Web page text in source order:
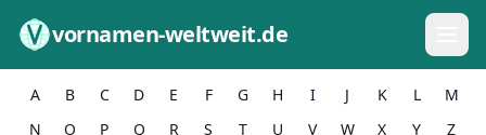
vornamen-weltweit.de
A B C D E F G H I J K L
M
N
O P Q R S T U V W X Y Z